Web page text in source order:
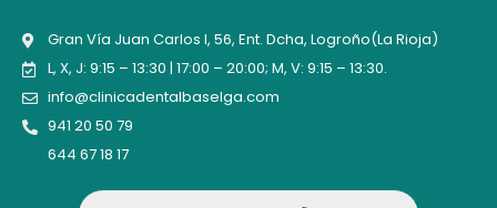
Gran Vía Juan Carlos I, 56, Ent. Dcha, Logroño(La Rioja)
L, X, J: 9:15 – 13:30 | 17:00 – 20:00; M, V: 9:15 – 13:30.
info@clinicadentalbaselga.com
941 20 50 79
644 67 18 17